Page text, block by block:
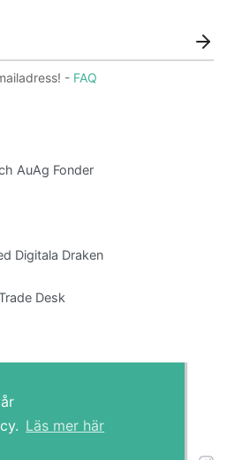
Läs mer här
AuAg Fonder
Digitala Draken
Desk
- FAQ